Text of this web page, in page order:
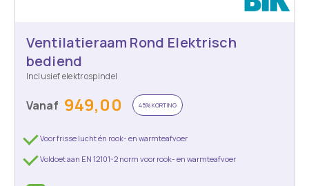
Ventilatieraam Rond Elektrisch
bediend
Inclusief elektrospindel
Vanaf 949,00 45% KORTING
Voor frisse lucht én rook- en warmteafvoer
Voldoet aan EN 12101-2 norm voor rook- en warmteafvoer